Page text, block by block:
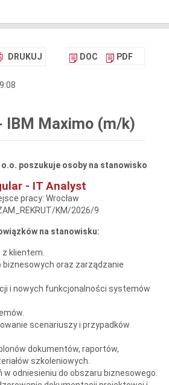
DRUKUJ DOC PDF
IBM Maximo (m/k)
o.o. poszukuje osoby na stanowisko
- IT Analyst
pracy: Wrocław
KM/2026/9
na stanowisku:
klientem.
oraz zarządzanie
i nowych funkcjonalności systemów
scenariuszy i przypadków
dokumentów, raportów,
szkoleniowych.
w odniesieniu do obszaru biznesowego.